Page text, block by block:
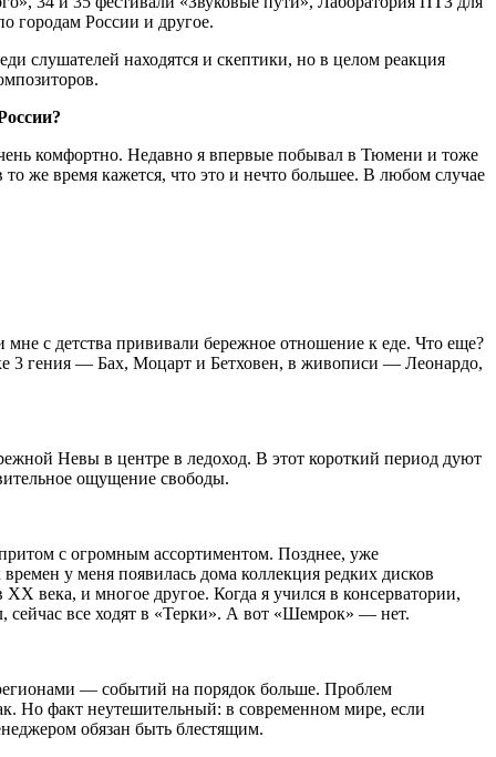
городам России и другое.
слушателей находятся и скептики, но в целом реакция
комфортно. Недавно я впервые побывал в Тюмени и тоже
же время кажется, что это и нечто большее. В любом случае
с детства прививали бережное отношение к еде. Что еще?
3 гения — Бах, Моцарт и Бетховен, в живописи — Леонардо,
Невы в центре в ледоход. В этот короткий период дуют
ощущение свободы.
с огромным ассортиментом. Позднее, уже
у меня появилась дома коллекция редких дисков
века, и многое другое. Когда я учился в консерватории,
сейчас все ходят в «Терки». А вот «Шемрок» — нет.
— событий на порядок больше. Проблем
Но факт неутешительный: в современном мире, если
обязан быть блестящим.